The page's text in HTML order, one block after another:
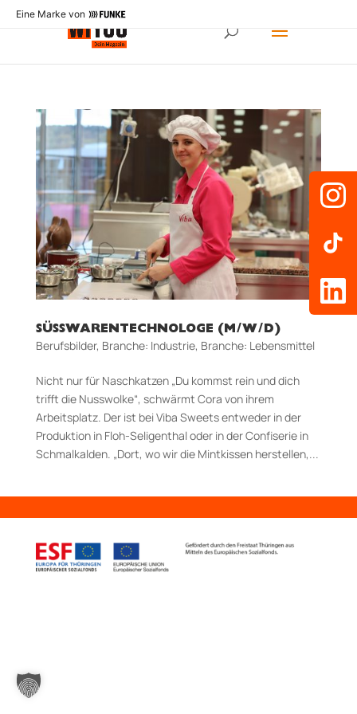
Eine Marke von
SÜSSWARENTECHNOLOGE (M/W/D)
Berufsbilder, Branche: Industrie, Branche: Lebensmittel
Nicht nur für Naschkatzen „Du kommst rein und dich
trifft die Nusswolke“, schwärmt Cora von ihrem
Arbeitsplatz. Der ist bei Viba Sweets entweder in der
Produktion in Floh-Seligenthal oder in der Confiserie in
Schmalkalden. „Dort, wo wir die Mintkissen herstellen,...